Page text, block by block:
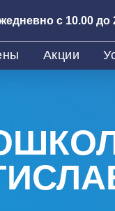
с 10.00 до
Акции